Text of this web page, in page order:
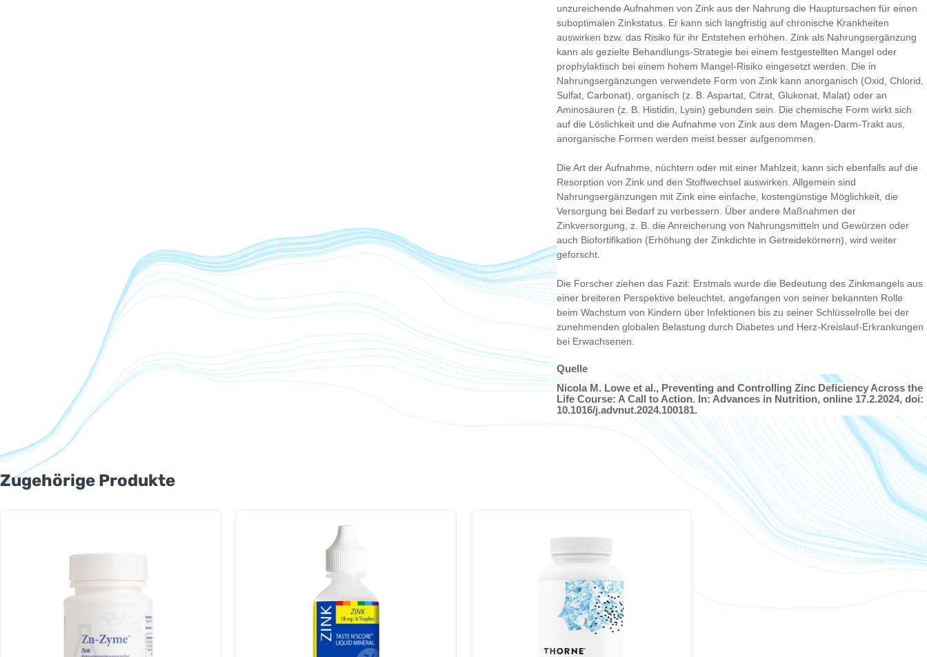
unzureichende Aufnahmen von Zink aus der Nahrung die Hauptursachen für einen
suboptimalen Zinkstatus. Er kann sich langfristig auf chronische Krankheiten
auswirken bzw. das Risiko für ihr Entstehen erhöhen. Zink als Nahrungsergänzung
kann als gezielte Behandlungs-Strategie bei einem festgestellten Mangel oder
prophylaktisch bei einem hohem Mangel-Risiko eingesetzt werden. Die in
Nahrungsergänzungen verwendete Form von Zink kann anorganisch (Oxid, Chlorid,
Sulfat, Carbonat), organisch (z. B. Aspartat, Citrat, Glukonat, Malat) oder an
Aminosäuren (z. B. Histidin, Lysin) gebunden sein. Die chemische Form wirkt sich
auf die Löslichkeit und die Aufnahme von Zink aus dem Magen-Darm-Trakt aus,
anorganische Formen werden meist besser aufgenommen.
Die Art der Aufnahme, nüchtern oder mit einer Mahlzeit, kann sich ebenfalls auf die
Resorption von Zink und den Stoffwechsel auswirken. Allgemein sind
Nahrungsergänzungen mit Zink eine einfache, kostengünstige Möglichkeit, die
Versorgung bei Bedarf zu verbessern. Über andere Maßnahmen der
Zinkversorgung, z. B. die Anreicherung von Nahrungsmitteln und Gewürzen oder
auch Biofortifikation (Erhöhung der Zinkdichte in Getreidekörnern), wird weiter
geforscht.
Die Forscher ziehen das Fazit: Erstmals wurde die Bedeutung des Zinkmangels aus
einer breiteren Perspektive beleuchtet, angefangen von seiner bekannten Rolle
beim Wachstum von Kindern über Infektionen bis zu seiner Schlüsselrolle bei der
zunehmenden globalen Belastung durch Diabetes und Herz-Kreislauf-Erkrankungen
bei Erwachsenen.
Quelle
Nicola M. Lowe et al., Preventing and Controlling Zinc Deficiency Across the
Life Course: A Call to Action. In: Advances in Nutrition, online 17.2.2024, doi:
10.1016/j.advnut.2024.100181.
Produktgalerie überspringen
Zugehörige Produkte